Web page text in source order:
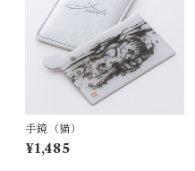
手鏡（猫）
¥1,485